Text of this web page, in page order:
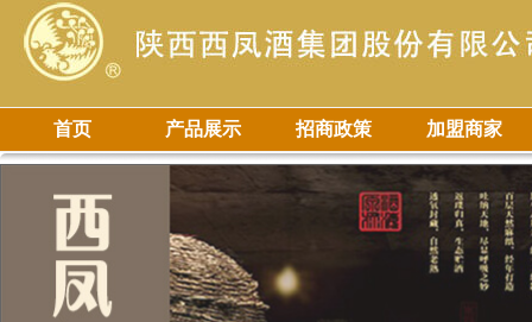
首页 产品展示 招商政策 加盟商家